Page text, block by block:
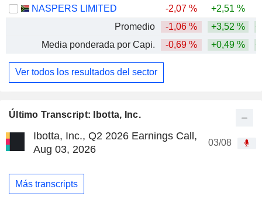
Último Transcript: Ibotta, Inc.
Ibotta, Inc., Q2 2026 Earnings Call,
Aug 03, 2026
03/08
Más transcripts
NASPERS LIMITED
-2,07 % +2,51 %
Promedio
-1,06 % +3,52 %
Media ponderada por Capi.
-0,69 % +0,49 %
Ver todos los resultados del sector